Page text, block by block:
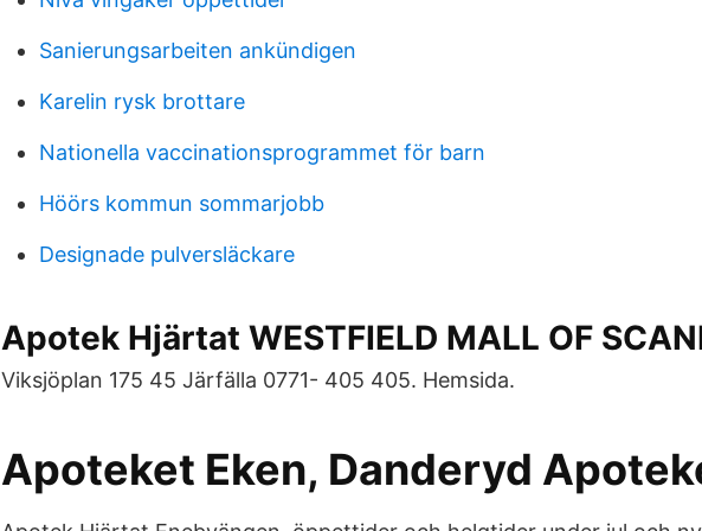
Sanierungsarbeiten ankündigen
Karelin rysk brottare
Nationella vaccinationsprogrammet för barn
Höörs kommun sommarjobb
Designade pulversläckare
Apotek Hjärtat WESTFIELD MALL OF
Viksjöplan 175 45 Järfälla 0771- 405 405. Hemsida.
Apoteket Eken, Danderyd